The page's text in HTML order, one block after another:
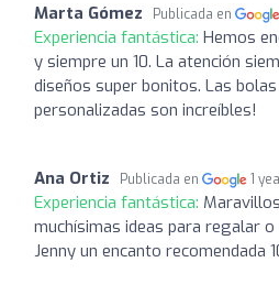
Marta Gómez Publicada en
Experiencia fantástica: Hemos
y siempre un 10. La atención
diseños super bonitos. Las bolas
personalizadas son increíbles!
Ana Ortiz Publicada en 1
Experiencia fantástica:
muchísimas ideas para regalar
Jenny un encanto recomendada